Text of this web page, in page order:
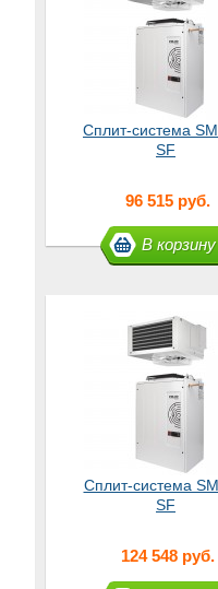
Сплит-система
SF
96 515 руб.
В корзину
Сплит-система
SF
124 548 руб.